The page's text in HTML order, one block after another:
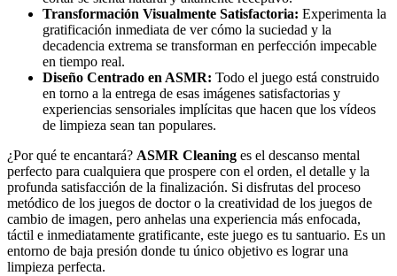
Transformación Visualmente Satisfactoria: Experimenta la
gratificación inmediata de ver cómo la suciedad y la
decadencia extrema se transforman en perfección impecable
en tiempo real.
Diseño Centrado en ASMR: Todo el juego está construido
en torno a la entrega de esas imágenes satisfactorias y
experiencias sensoriales implícitas que hacen que los vídeos
de limpieza sean tan populares.
¿Por qué te encantará? ASMR Cleaning es el descanso mental
perfecto para cualquiera que prospere con el orden, el detalle y la
profunda satisfacción de la finalización. Si disfrutas del proceso
metódico de los juegos de doctor o la creatividad de los juegos de
cambio de imagen, pero anhelas una experiencia más enfocada,
táctil e inmediatamente gratificante, este juego es tu santuario. Es un
entorno de baja presión donde tu único objetivo es lograr una
limpieza perfecta.